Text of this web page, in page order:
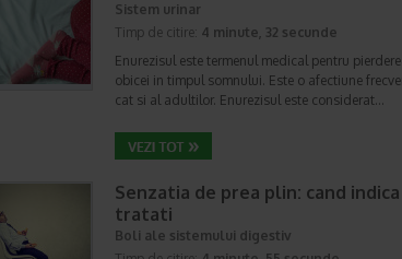
Sistem urinar
Timp de citire: 4 minute, 32 secunde
Enurezisul este termenul medical pentru
obicei in timpul somnului. Este o afectiune
cat si al adultilor. Enurezisul este considerat…
Senzatia de prea plin: cand
tratati
Boli ale sistemului digestiv